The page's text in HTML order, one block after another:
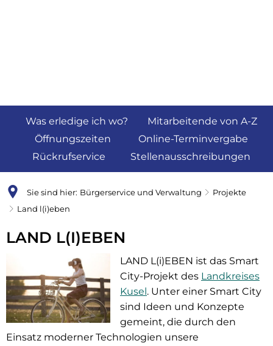
Was erledige ich wo?
Mitarbeitende von A-Z
Öffnungszeiten
Online-Terminvergabe
Rückrufservice
Stellenausschreibungen
Sie sind hier: Bürgerservice und Verwaltung
Projekte
Land l(i)eben
Land
LAND L(I)EBEN
LAND L(i)EBEN ist das Smart
City-Projekt des Landkreises
Kusel. Unter einer Smart City
sind Ideen und Konzepte
gemeint, die durch den
Einsatz moderner Technologien unsere